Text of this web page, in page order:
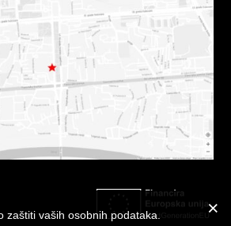
zaštiti vaših osobnih podataka.